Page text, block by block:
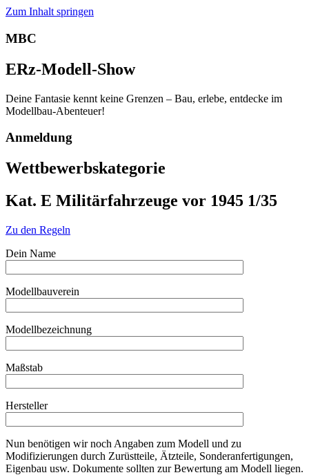
Zum Inhalt springen
MBC
ERz-Modell-Show
Deine Fantasie kennt keine Grenzen – Bau, erlebe, entdecke im
Modellbau-Abenteuer!
Anmeldung
Wettbewerbskategorie
Kat. E Militärfahrzeuge vor 1945 1/35
Zu den Regeln
Dein Name
Modellbauverein
Modellbezeichnung
Maßstab
Hersteller
Nun benötigen wir noch Angaben zum Modell und zu
Modifizierungen durch Zurüstteile, Ätzteile, Sonderanfertigungen,
Eigenbau usw. Dokumente sollten zur Bewertung am Modell liegen.